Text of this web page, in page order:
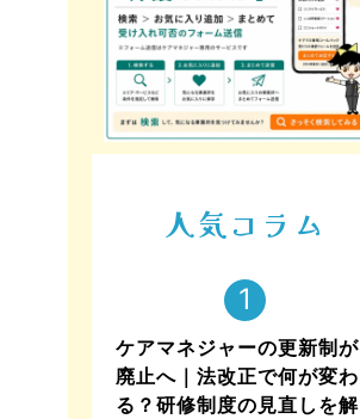
人気コラム
ケアマネジャーの更新制が
廃止へ｜法改正で何が変わ
る？研修制度の見直しを解